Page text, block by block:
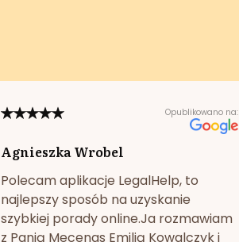
Opublikowano na:
Agnieszka Wrobel
Polecam aplikacje LegalHelp, to
najlepszy sposób na uzyskanie
szybkiej porady online.Ja rozmawiam
z Panią Mecenas Emilią Kowalczyk i